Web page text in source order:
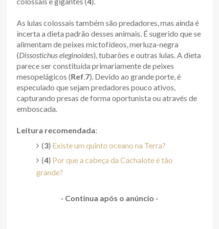
As lulas colossais também são predadores, mas ainda é
incerta a dieta padrão desses animais. É sugerido que se
alimentam de peixes mictofídeos, merluza-negra
(Dissostichus eleginoides), tubarões e outras lulas. A dieta
parece ser constituída primariamente de peixes
mesopelágicos (Ref.7). Devido ao grande porte, é
especulado que sejam predadores pouco ativos,
capturando presas de forma oportunista ou através de
emboscada.
Leitura recomendada:
(3) Existe um quinto oceano na Terra?
(4) Por que a cabeça da Cachalote é tão
grande?
- Continua após o anúncio -